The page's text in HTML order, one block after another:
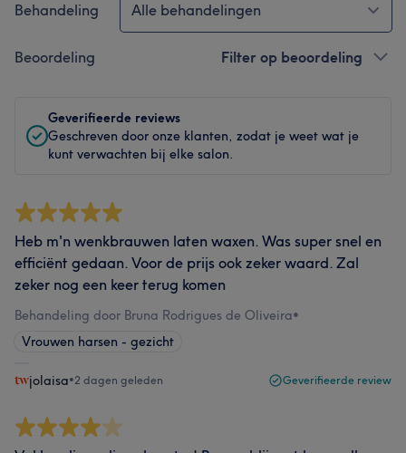
Behandeling Alle behandelingen
Beoordeling Filter op beoordeling
Geverifieerde reviews
Geschreven door onze klanten, zodat je weet wat je
kunt verwachten bij elke salon.
Heb m'n wenkbrauwen laten waxen. Was super snel en
efficiënt gedaan. Voor de prijs ook zeker waard. Zal
zeker nog een keer terug komen
Behandeling door Bruna Rodrigues de Oliveira•
Vrouwen harsen - gezicht
jolaisa•2 dagen geleden Geverifieerde review